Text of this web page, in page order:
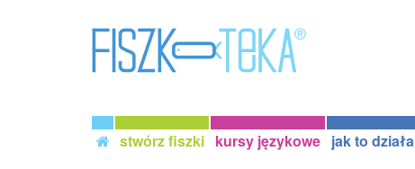
stwórz fiszki kursy językowe jak to działa